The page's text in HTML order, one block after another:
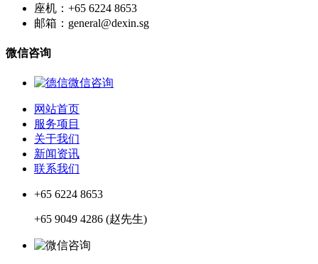
座机：+65 6224 8653
邮箱：general@dexin.sg
微信咨询
网站首页
服务项目
关于我们
新闻资讯
联系我们
+65 6224 8653
+65 9049 4286 (赵先生)